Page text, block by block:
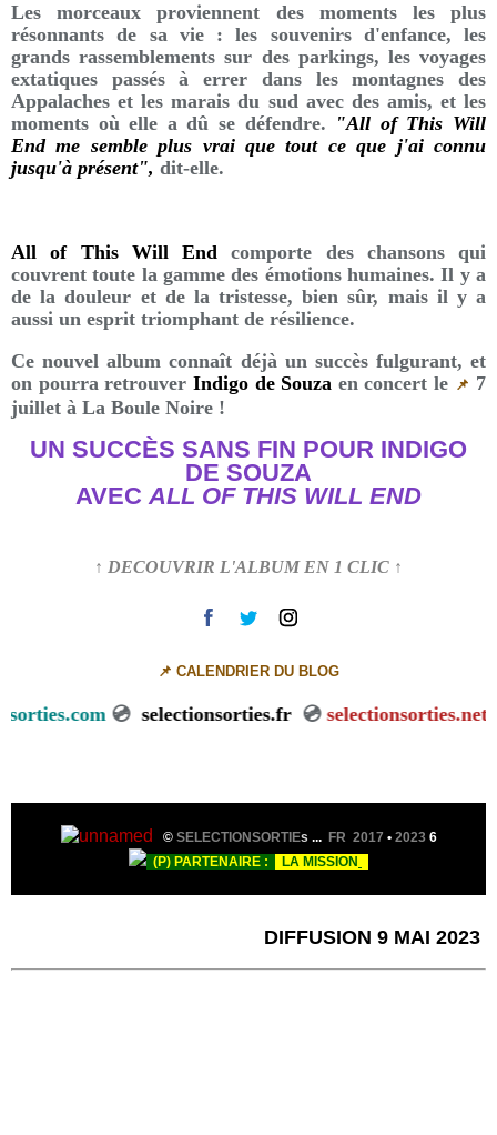
Les morceaux proviennent des moments les plus
résonnants de sa vie : les souvenirs d'enfance, les
grands rassemblements sur des parkings, les voyages
extatiques passés à errer dans les montagnes des
Appalaches et les marais du sud avec des amis, et les
moments où elle a dû se défendre. "All of This Will
End me semble plus vrai que tout ce que j'ai connu
jusqu'à présent", dit-elle.
All of This Will End comporte des chansons qui
couvrent toute la gamme des émotions humaines. Il y a
de la douleur et de la tristesse, bien sûr, mais il y a
aussi un esprit triomphant de résilience.
Ce nouvel album connaît déjà un succès fulgurant, et
on pourra retrouver Indigo de Souza en concert le 📌 7
juillet à La Boule Noire !
UN SUCCÈS SANS FIN POUR INDIGO
DE SOUZA
AVEC ALL OF THIS WILL END
↑ DECOUVRIR L'ALBUM EN 1 CLIC ↑
📌 CALENDRIER DU BLOG
💿 selectionsorties.fr💿selectionsorties.net
© SELECTIONSORTIEs ... FR 2017 •2023 6
(P) PARTENAIRE :
LA MISSION
DIFFUSION 9 MAI 2023